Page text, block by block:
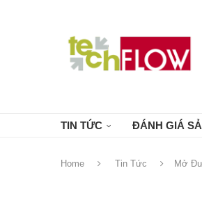
TIN TỨC ĐÁNH GIÁ
Home Tin Tức Mở